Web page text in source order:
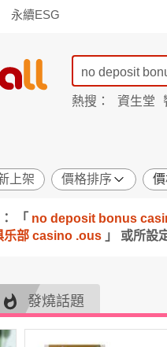
永續ESG
熱搜： 資生堂
上架 價格排序
「 no deposit bonus
乐部 casino .ous 」 或所設
發燒話題